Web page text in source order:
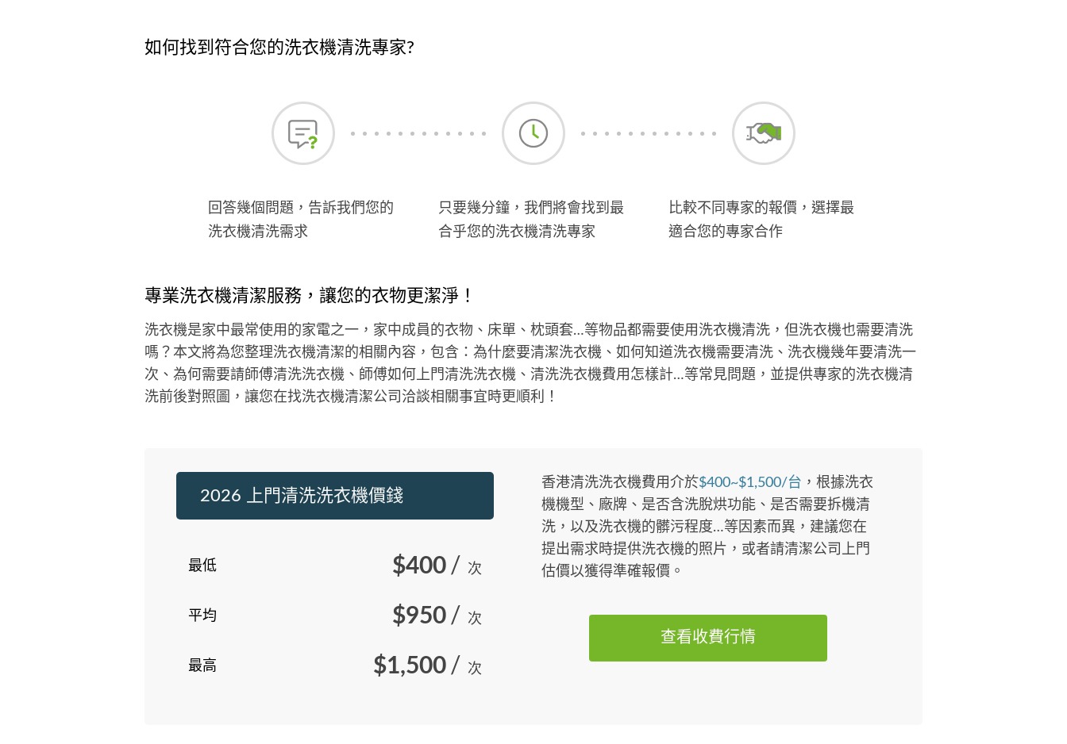
如何找到符合您的洗衣機清洗專家?
回答幾個問題，告訴我們您的
洗衣機清洗需求
只要幾分鐘，我們將會找到最
合乎您的洗衣機清洗專家
比較不同專家的報價，選擇最
適合您的專家合作
專業洗衣機清潔服務，讓您的衣物更潔淨！
洗衣機是家中最常使用的家電之一，家中成員的衣物、床單、枕頭套…等物品都需要使用洗衣機清洗，但洗衣機也需要清洗
嗎？本文將為您整理洗衣機清潔的相關內容，包含：為什麼要清潔洗衣機、如何知道洗衣機需要清洗、洗衣機幾年要清洗一
次、為何需要請師傅清洗洗衣機、師傅如何上門清洗洗衣機、清洗洗衣機費用怎樣計…等常見問題，並提供專家的洗衣機清
洗前後對照圖，讓您在找洗衣機清潔公司洽談相關事宜時更順利！
2026 上門清洗洗衣機價錢
最低 $400 / 次
平均 $950 / 次
最高 $1,500 / 次
香港清洗洗衣機費用介於$400~$1,500/台 ，根據洗衣
機機型、廠牌、是否含洗脫烘功能、是否需要拆機清
洗，以及洗衣機的髒污程度…等因素而異，建議您在
提出需求時提供洗衣機的照片，或者請清潔公司上門
估價以獲得準確報價。
查看收費行情